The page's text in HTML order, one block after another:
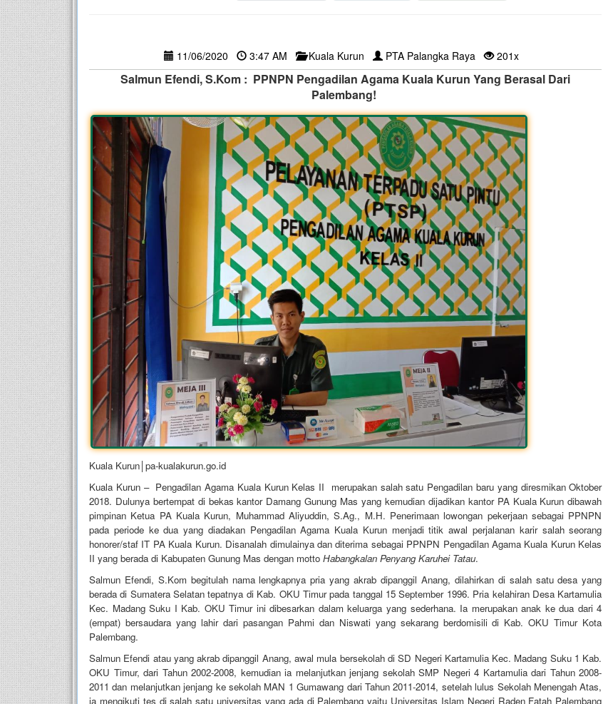
11/06/2020 3:47 AM Kuala Kurun PTA Palangka Raya 201x
Salmun Efendi, S.Kom : PPNPN Pengadilan Agama Kuala Kurun Yang Berasal Dari
Palembang!
Kuala Kurun│pa-kualakurun.go.id
Kuala Kurun – Pengadilan Agama Kuala Kurun Kelas II merupakan salah satu Pengadilan baru yang diresmikan Oktober
2018. Dulunya bertempat di bekas kantor Damang Gunung Mas yang kemudian dijadikan kantor PA Kuala Kurun dibawah
pimpinan Ketua PA Kuala Kurun, Muhammad Aliyuddin, S.Ag., M.H. Penerimaan lowongan pekerjaan sebagai PPNPN
pada periode ke dua yang diadakan Pengadilan Agama Kuala Kurun menjadi titik awal perjalanan karir salah seorang
honorer/staf IT PA Kuala Kurun. Disanalah dimulainya dan diterima sebagai PPNPN Pengadilan Agama Kuala Kurun Kelas
II yang berada di Kabupaten Gunung Mas dengan motto Habangkalan Penyang Karuhei Tatau.
Salmun Efendi, S.Kom begitulah nama lengkapnya pria yang akrab dipanggil Anang, dilahirkan di salah satu desa yang
berada di Sumatera Selatan tepatnya di Kab. OKU Timur pada tanggal 15 September 1996. Pria kelahiran Desa Kartamulia
Kec. Madang Suku I Kab. OKU Timur ini dibesarkan dalam keluarga yang sederhana. Ia merupakan anak ke dua dari 4
(empat) bersaudara yang lahir dari pasangan Pahmi dan Niswati yang sekarang berdomisili di Kab. OKU Timur Kota
Palembang.
Salmun Efendi atau yang akrab dipanggil Anang, awal mula bersekolah di SD Negeri Kartamulia Kec. Madang Suku 1 Kab.
OKU Timur, dari Tahun 2002-2008, kemudian ia melanjutkan jenjang sekolah SMP Negeri 4 Kartamulia dari Tahun 2008-
2011 dan melanjutkan jenjang ke sekolah MAN 1 Gumawang dari Tahun 2011-2014, setelah lulus Sekolah Menengah Atas,
ia mengikuti tes di salah satu universitas yang ada di Palembang yaitu Universitas Islam Negeri Raden Fatah Palembang